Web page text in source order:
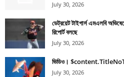
July 30, 2026
ডেট্রয়েট টাইগার্স এমএলবি
রিপোর্ট বলছে
July 30, 2026
ভিডিও।
July 30, 2026